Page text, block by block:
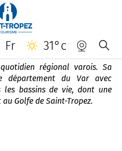
fr 31°c
Golfe de
Tropez
régional varois. Sa
département du Var avec
les bassins de vie, dont une
Golfe de Saint-Tropez.